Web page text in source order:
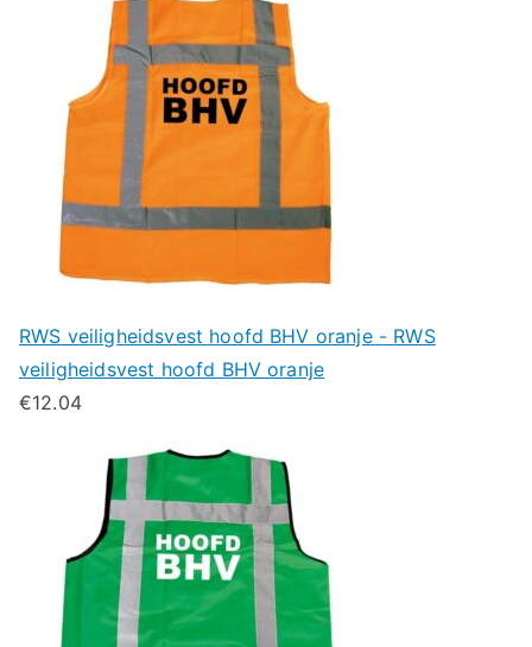
RWS veiligheidsvest hoofd BHV oranje - RWS
veiligheidsvest hoofd BHV oranje
€12.04